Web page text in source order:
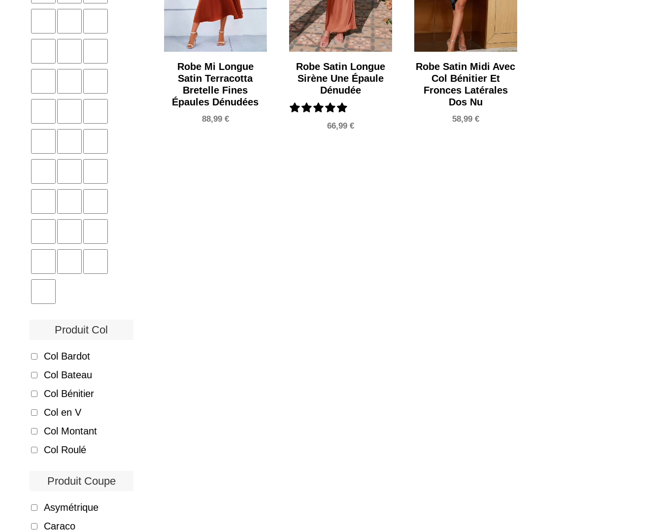
Robe Mi Longue
Satin Terracotta
Bretelle Fines
Épaules Dénudées
88,99 €
Robe Satin Longue
Sirène Une Épaule
Dénudée
66,99 €
Robe Satin Midi Avec
Col Bénitier Et
Fronces Latérales
Dos Nu
58,99 €
Produit Col
Col Bardot
Col Bateau
Col Bénitier
Col en V
Col Montant
Col Roulé
Produit Coupe
Asymétrique
Caraco